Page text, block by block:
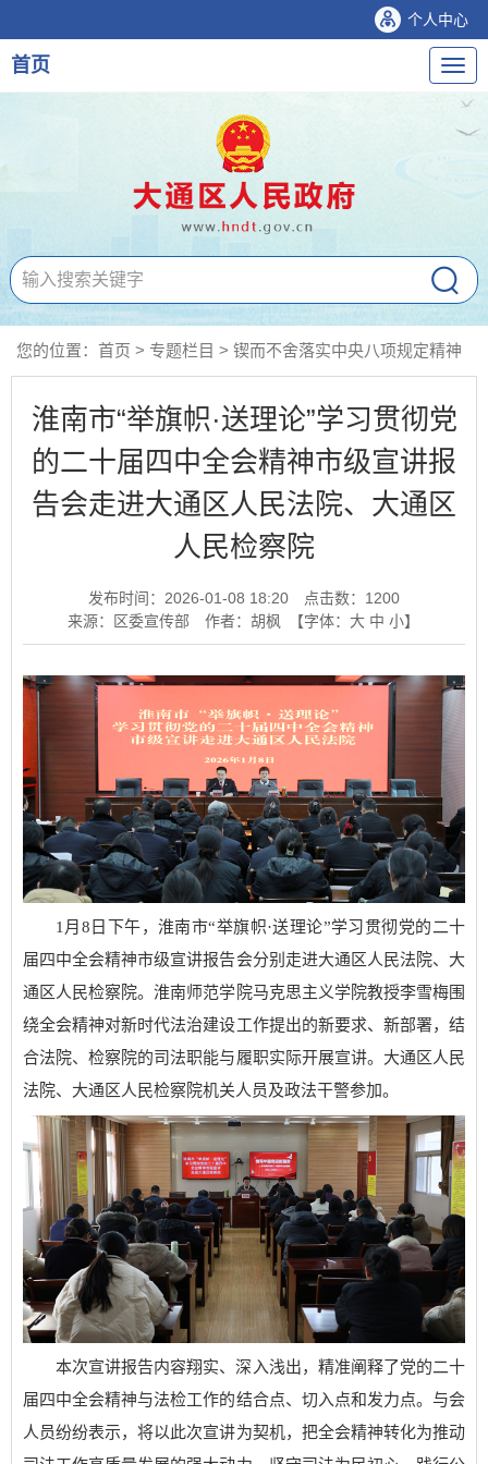
个人中心
导
航
首页
您的位置： 首页 > 专题栏目 > 锲而不舍落实中央八项规定精神
淮南市“举旗帜·送理论”学习贯彻党
的二十届四中全会精神市级宣讲报
告会走进大通区人民法院、大通区
人民检察院
发布时间：2026-01-08 18:20 点击数： 1200
来源：区委宣传部
作者：胡枫 【字体： 大 中 小】
1月8日下午，淮南市“举旗帜·送理论”学习贯彻党的二十
届四中全会精神市级宣讲报告会分别走进大通区人民法院、大
通区人民检察院。淮南师范学院马克思主义学院教授李雪梅围
绕全会精神对新时代法治建设工作提出的新要求、新部署，结
合法院、检察院的司法职能与履职实际开展宣讲。大通区人民
法院、大通区人民检察院机关人员及政法干警参加。
本次宣讲报告内容翔实、深入浅出，精准阐释了党的二十
届四中全会精神与法检工作的结合点、切入点和发力点。与会
人员纷纷表示，将以此次宣讲为契机，把全会精神转化为推动